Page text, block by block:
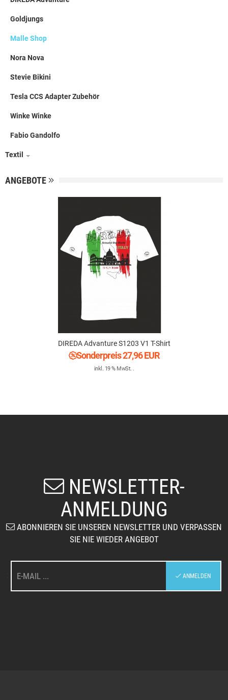
Goldjungs
Malle Shop
Nora Nova
Stevie Bikini
Tesla CCS Adapter Zubehör
Winke Winke
Fabio Gandolfo
Textil
ANGEBOTE
DIREDA Advanture S1203 V1 T-Shirt
Sonderpreis27,96 EUR
inkl. 19 % MwSt. .
NEWSLETTER-
ANMELDUNG
ABONNIEREN SIE UNSEREN NEWSLETTER UND VERPASSEN
SIE NIE WIEDER ANGEBOT
ANMELDEN